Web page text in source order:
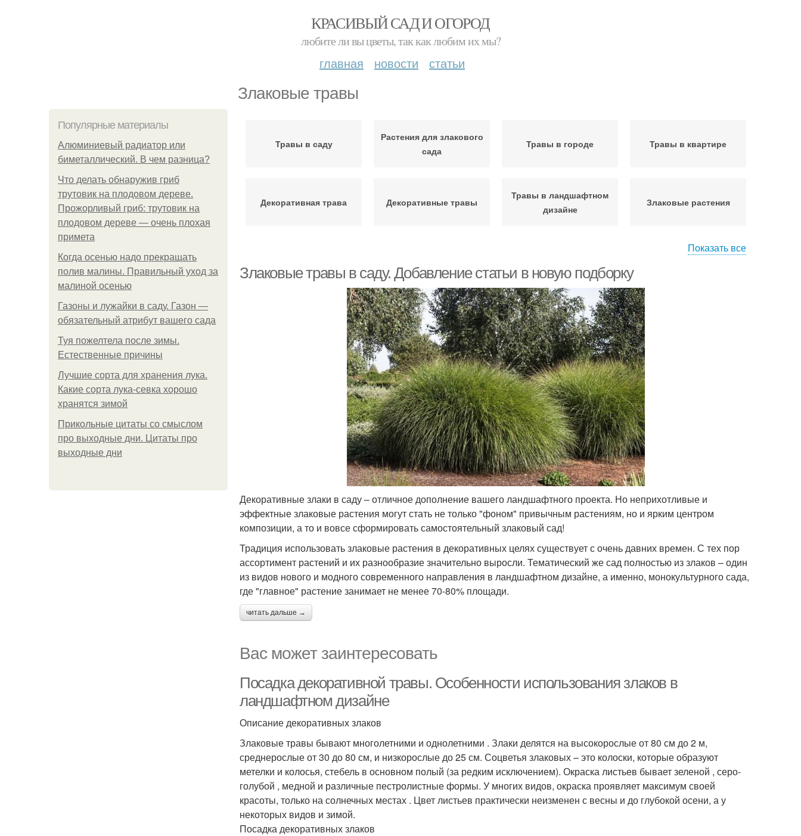
КРАСИВЫЙ САД И ОГОРОД
любите ли вы цветы, так как любим их мы?
главная новости статьи
Злаковые травы
Популярные материалы
Алюминиевый радиатор или
биметаллический. В чем разница?
Что делать обнаружив гриб
трутовик на плодовом дереве.
Прожорливый гриб: трутовик на
плодовом дереве — очень плохая
примета
Когда осенью надо прекращать
полив малины. Правильный уход за
малиной осенью
Газоны и лужайки в саду. Газон —
обязательный атрибут вашего сада
Туя пожелтела после зимы.
Естественные причины
Лучшие сорта для хранения лука.
Какие сорта лука-севка хорошо
хранятся зимой
Прикольные цитаты со смыслом
про выходные дни. Цитаты про
выходные дни
Травы в саду
Растения для злакового
сада
Травы в городе Травы в квартире
Декоративная трава Декоративные травы
Травы в ландшафтном
дизайне
Злаковые растения
кормопроизводстве
Показать все
Злаковые травы в саду. Добавление статьи в новую подборку
Декоративные злаки в саду – отличное дополнение вашего ландшафтного проекта. Но неприхотливые и
эффектные злаковые растения могут стать не только "фоном" привычным растениям, но и ярким центром
композиции, а то и вовсе сформировать самостоятельный злаковый сад!
Традиция использовать злаковые растения в декоративных целях существует с очень давних времен. С тех пор
ассортимент растений и их разнообразие значительно выросли. Тематический же сад полностью из злаков – один
из видов нового и модного современного направления в ландшафтном дизайне, а именно, монокультурного сада,
где "главное" растение занимает не менее 70-80% площади.
читать дальше →
Вас может заинтересовать
Посадка декоративной травы. Особенности использования злаков в
ландшафтном дизайне
Описание декоративных злаков
Злаковые травы бывают многолетними и однолетними . Злаки делятся на высокорослые от 80 см до 2 м,
среднерослые от 30 до 80 см, и низкорослые до 25 см. Соцветья злаковых – это колоски, которые образуют
метелки и колосья, стебель в основном полый (за редким исключением). Окраска листьев бывает зеленой , серо-
голубой , медной и различные пестролистные формы. У многих видов, окраска проявляет максимум своей
красоты, только на солнечных местах . Цвет листьев практически неизменен с весны и до глубокой осени, а у
некоторых видов и зимой.
Посадка декоративных злаков